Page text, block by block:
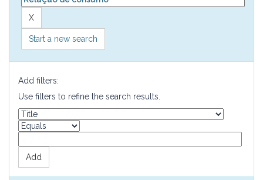
Start a new search
Add filters:
Use filters to refine the search results.